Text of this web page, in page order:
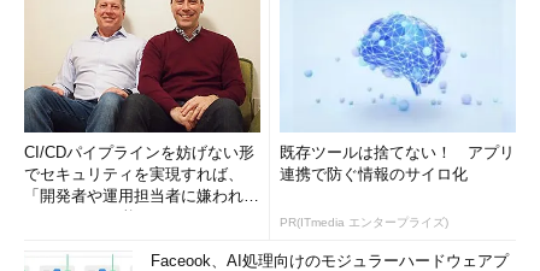
CI/CDパイプラインを妨げない形
でセキュリティを実現すれば、
「開発者や運用担当者に嫌われな
既存ツールは捨てない！ アプリ
連携で防ぐ情報のサイロ化
PR(ITmedia エンタープライズ)
Faceook、AI処理向けのモジュラーハードウェアプ